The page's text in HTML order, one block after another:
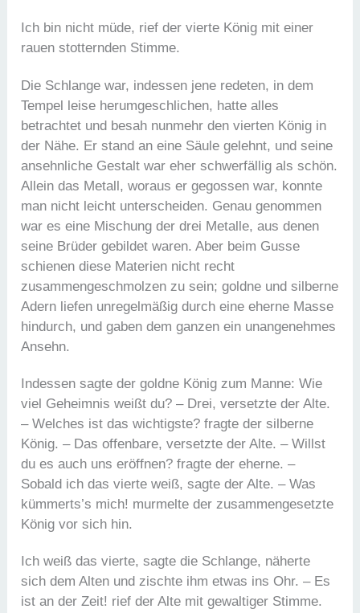
Ich bin nicht müde, rief der vierte König mit einer
rauen stotternden Stimme.
Die Schlange war, indessen jene redeten, in dem
Tempel leise herumgeschlichen, hatte alles
betrachtet und besah nunmehr den vierten König in
der Nähe. Er stand an eine Säule gelehnt, und seine
ansehnliche Gestalt war eher schwerfällig als schön.
Allein das Metall, woraus er gegossen war, konnte
man nicht leicht unterscheiden. Genau genommen
war es eine Mischung der drei Metalle, aus denen
seine Brüder gebildet waren. Aber beim Gusse
schienen diese Materien nicht recht
zusammengeschmolzen zu sein; goldne und silberne
Adern liefen unregelmäßig durch eine eherne Masse
hindurch, und gaben dem ganzen ein unangenehmes
Ansehn.
Indessen sagte der goldne König zum Manne: Wie
viel Geheimnis weißt du? – Drei, versetzte der Alte.
– Welches ist das wichtigste? fragte der silberne
König. – Das offenbare, versetzte der Alte. – Willst
du es auch uns eröffnen? fragte der eherne. –
Sobald ich das vierte weiß, sagte der Alte. – Was
kümmerts’s mich! murmelte der zusammengesetzte
König vor sich hin.
Ich weiß das vierte, sagte die Schlange, näherte
sich dem Alten und zischte ihm etwas ins Ohr. – Es
ist an der Zeit! rief der Alte mit gewaltiger Stimme.